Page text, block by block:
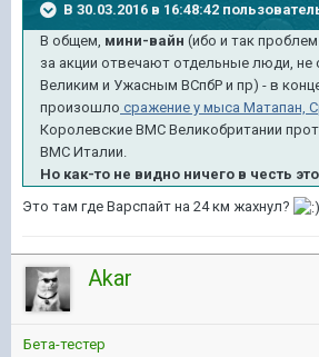
В 30.03.2016 в 16:48:42
В общем, мини-вайн (ибо и так проблем
за акции отвечают отдельные люди, не
Великим и Ужасным ВСпбР и пр) - в
произошло сражение у мыса Матапан,
Королевские ВМС Великобритании
ВМС Италии.
Но как-то не видно ничего в честь
Это там где Варспайт на 24 км жахнул?
Akar
Бета-тестер